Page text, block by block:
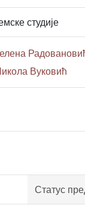
студије
Вуковић
Статус